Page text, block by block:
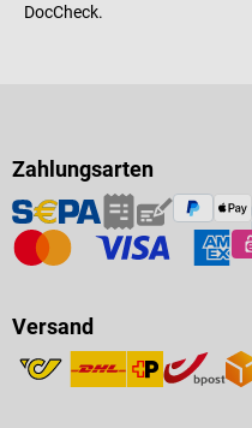
DocCheck.
Zahlungsarten
Versand